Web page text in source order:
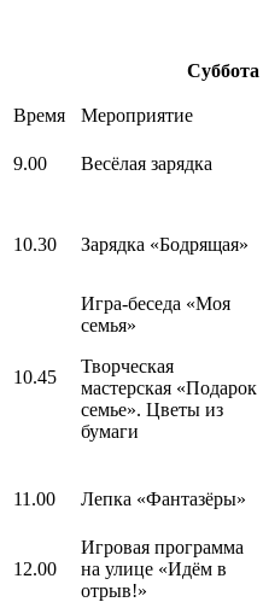
Суббота
Время Мероприятие
9.00 Весёлая зарядка
10.30 Зарядка «Бодрящая»
10.45
Игра-беседа «Моя
семья»
Творческая
мастерская «Подарок
семье». Цветы из
бумаги
11.00 Лепка «Фантазёры»
12.00
Игровая программа
на улице «Идём в
отрыв!»